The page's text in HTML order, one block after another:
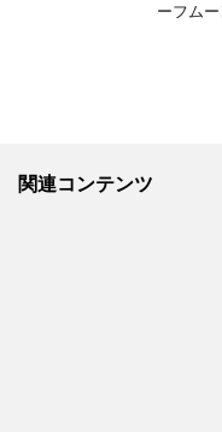
ーフム
関連コンテンツ